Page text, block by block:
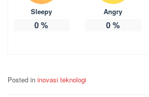
Sleepy
0%
Angry
0%
Posted in inovasi teknologi